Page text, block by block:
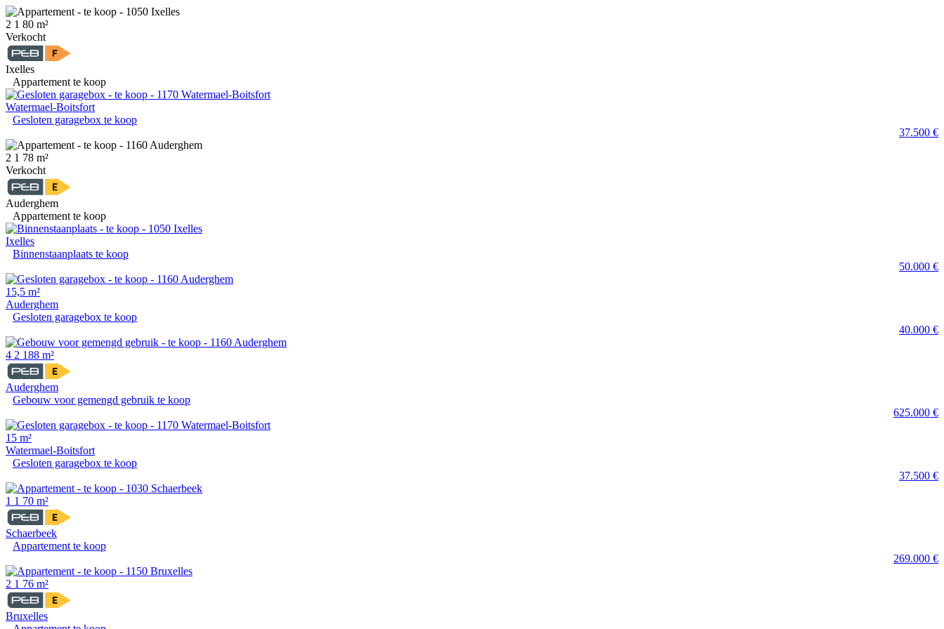
2 1 80 m²
Verkocht
Ixelles
Appartement te koop
Watermael-Boitsfort
Gesloten garagebox te koop
37.500 €
2 1 78 m²
Verkocht
Auderghem
Appartement te koop
Ixelles
Binnenstaanplaats te koop
50.000 €
15,5 m²
Auderghem
Gesloten garagebox te koop
40.000 €
4 2 188 m²
Auderghem
Gebouw voor gemengd gebruik te koop
625.000 €
15 m²
Watermael-Boitsfort
Gesloten garagebox te koop
37.500 €
1 1 70 m²
Schaerbeek
Appartement te koop
269.000 €
2 1 76 m²
Bruxelles